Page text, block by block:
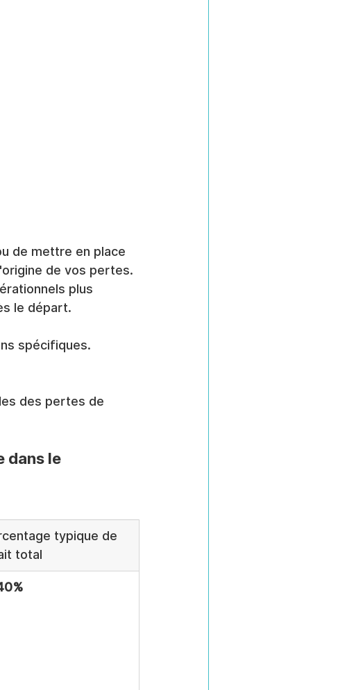
de mettre en place
de vos pertes.
plus
le départ.
spécifiques.
des pertes de
dans le
typique de
total